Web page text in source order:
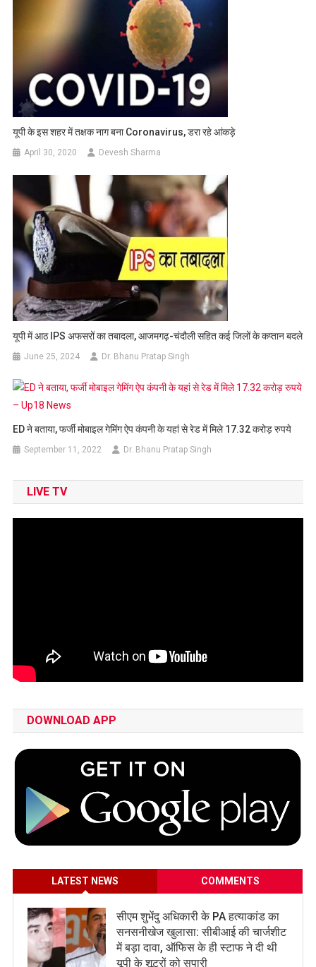
यूपी के इस शहर में तक्षक नाग बना Coronavirus, डरा रहे आंकड़े
April 30, 2020 Devesh Sharma
यूपी में आठ IPS अफसरों का तबादला, आजमगढ़-चंदौली सहित कई जिलों के कप्तान बदले
June 25, 2024 Dr. Bhanu Pratap Singh
ED ने बताया, फर्जी मोबाइल गेमिंग ऐप कंपनी के यहां से रेड में मिले 17.32 करोड़ रुपये
September 11, 2022 Dr. Bhanu Pratap Singh
LIVE TV
DOWNLOAD APP
LATEST NEWS COMMENTS
सीएम शुभेंदु अधिकारी के PA हत्याकांड का
सनसनीखेज खुलासा: सीबीआई की चार्जशीट
में बड़ा दावा, ऑफिस के ही स्टाफ ने दी थी
यूपी के शूटरों को सुपारी